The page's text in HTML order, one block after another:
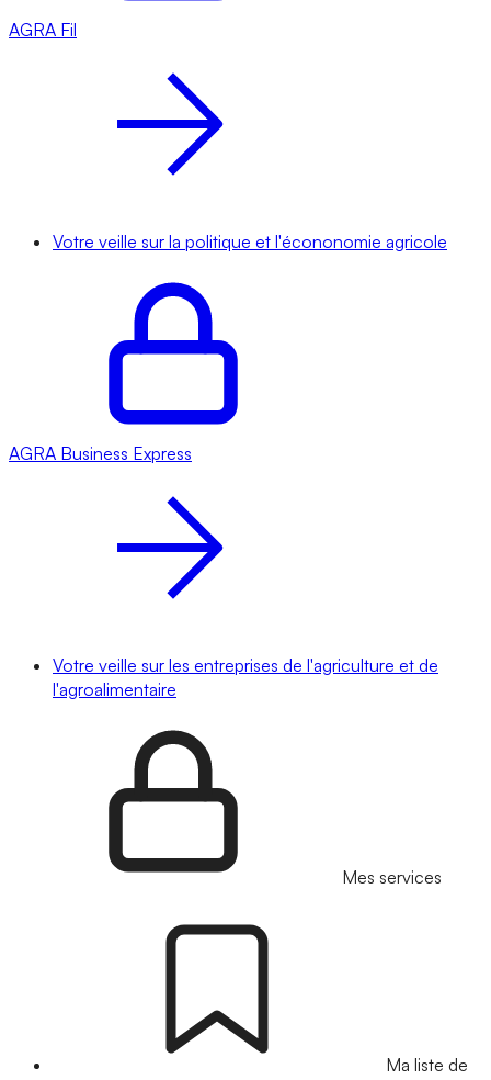
AGRA Fil
Votre veille sur la politique et l'écononomie agricole
AGRA Business Express
Votre veille sur les entreprises de l'agriculture et de
l'agroalimentaire
Mes services
Ma liste de